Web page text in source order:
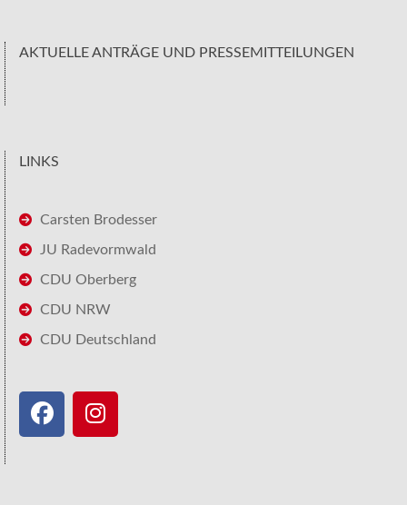
AKTUELLE ANTRÄGE UND PRESSEMITTEILUNGEN
LINKS
Carsten Brodesser
JU Radevormwald
CDU Oberberg
CDU NRW
CDU Deutschland